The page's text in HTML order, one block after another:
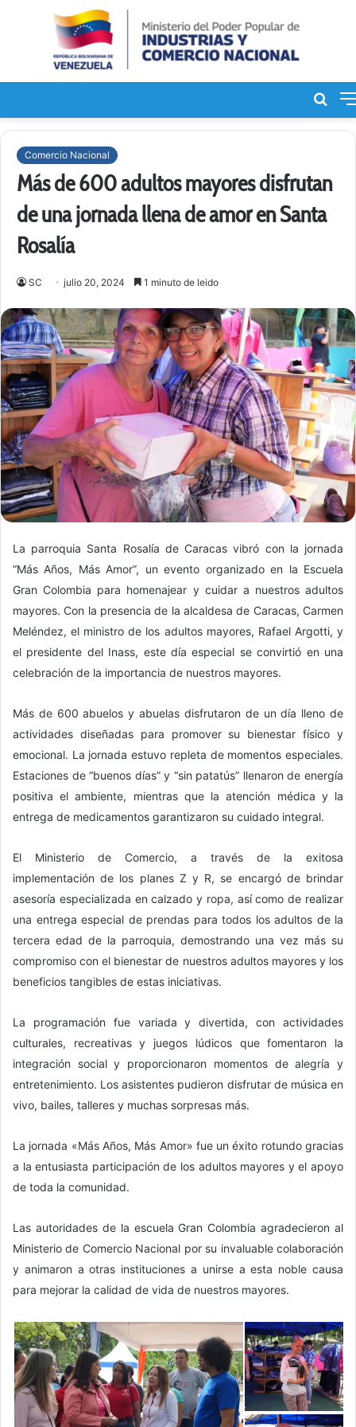
de
Comercio Nacional
Más de 600 adultos mayores disfrutan
de una jornada llena de amor en Santa
Rosalía
SC julio 20, 2024 1 minuto de leido
La parroquia Santa Rosalía de Caracas vibró con la jornada
“Más Años, Más Amor”, un evento organizado en la Escuela
Gran Colombia para homenajear y cuidar a nuestros adultos
mayores. Con la presencia de la alcaldesa de Caracas, Carmen
Meléndez, el ministro de los adultos mayores, Rafael Argotti, y
el presidente del Inass, este día especial se convirtió en una
celebración de la importancia de nuestros mayores.
Más de 600 abuelos y abuelas disfrutaron de un día lleno de
actividades diseñadas para promover su bienestar físico y
emocional. La jornada estuvo repleta de momentos especiales.
Estaciones de “buenos días” y “sin patatús” llenaron de energía
positiva el ambiente, mientras que la atención médica y la
entrega de medicamentos garantizaron su cuidado integral.
El Ministerio de Comercio, a través de la exitosa
implementación de los planes Z y R, se encargó de brindar
asesoría especializada en calzado y ropa, así como de realizar
una entrega especial de prendas para todos los adultos de la
tercera edad de la parroquia, demostrando una vez más su
compromiso con el bienestar de nuestros adultos mayores y los
beneficios tangibles de estas iniciativas.
La programación fue variada y divertida, con actividades
culturales, recreativas y juegos lúdicos que fomentaron la
integración social y proporcionaron momentos de alegría y
entretenimiento. Los asistentes pudieron disfrutar de música en
vivo, bailes, talleres y muchas sorpresas más.
La jornada «Más Años, Más Amor» fue un éxito rotundo gracias
a la entusiasta participación de los adultos mayores y el apoyo
de toda la comunidad.
Las autoridades de la escuela Gran Colombia agradecieron al
Ministerio de Comercio Nacional por su invaluable colaboración
y animaron a otras instituciones a unirse a esta noble causa
para mejorar la calidad de vida de nuestros mayores.